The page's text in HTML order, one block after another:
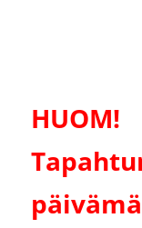
HUOM!